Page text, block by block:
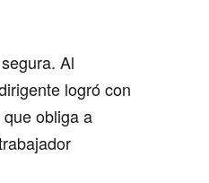
. Al
logró con
que obliga a